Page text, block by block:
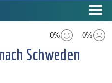
0% 0%
Schweden